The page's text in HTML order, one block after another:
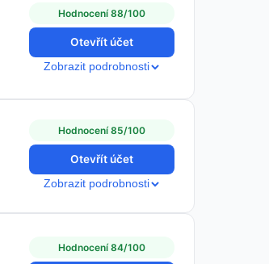
Hodnocení 88/100
Otevřít účet
Zobrazit podrobnosti
Hodnocení 85/100
Otevřít účet
Zobrazit podrobnosti
Hodnocení 84/100